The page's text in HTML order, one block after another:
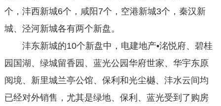
个，沣西新城6个，咸阳7个，空港新城3个，秦汉新
城、泾河新城各有两个新盘。
沣东新城的10个新盘中，电建地产•洺悦府、碧桂
园国湖、绿城留香园、蓝光公园华府世家、华宇东原
阅境、新里城兰亭公馆、保利和光尘樾、沣水云间均
已经对外销售，尤其是绿地、保利、蓝光受到了购房